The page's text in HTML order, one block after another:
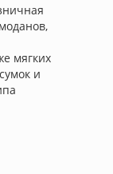
мягких
и